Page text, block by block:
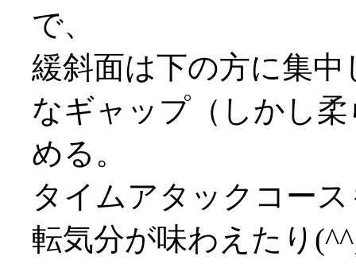
で、
緩斜面は下の方に集
なギャップ（しかし
める。
タイムアタックコー
転気分が味わえたり